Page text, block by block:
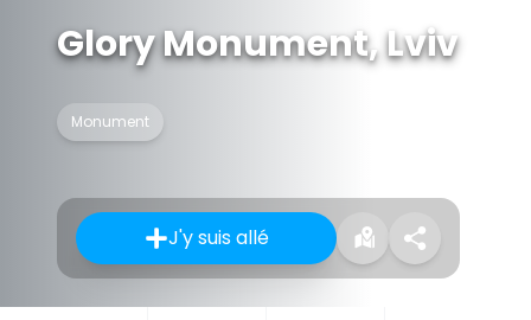
Glory Monument, Lviv
Monument
J'y suis allé